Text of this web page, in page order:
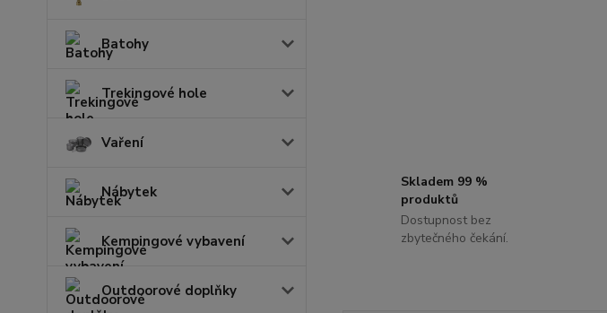
Batohy
Trekingové hole
Vaření
Nábytek
Kempingové vybavení
Outdoorové doplňky
Skladem 99 %
produktů
Dostupnost bez
zbytečného čekání.